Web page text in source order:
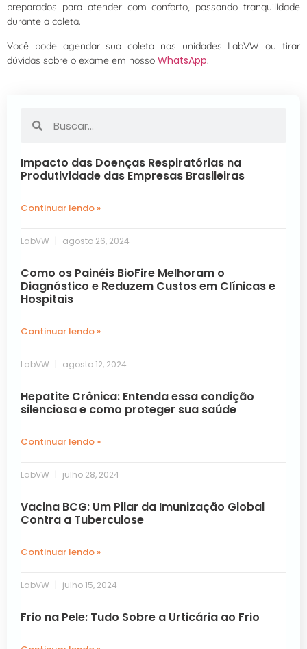
preparados para atender com conforto, passando tranquilidade
durante a coleta.
Você pode agendar sua coleta nas unidades LabVW ou tirar
dúvidas sobre o exame em nosso WhatsApp.
Impacto das Doenças Respiratórias na
Produtividade das Empresas Brasileiras
Continuar lendo »
LabVW agosto 26, 2024
Como os Painéis BioFire Melhoram o
Diagnóstico e Reduzem Custos em Clínicas e
Hospitais
Continuar lendo »
LabVW agosto 12, 2024
Hepatite Crônica: Entenda essa condição
silenciosa e como proteger sua saúde
Continuar lendo »
LabVW julho 28, 2024
Vacina BCG: Um Pilar da Imunização Global
Contra a Tuberculose
Continuar lendo »
LabVW julho 15, 2024
Frio na Pele: Tudo Sobre a Urticária ao Frio